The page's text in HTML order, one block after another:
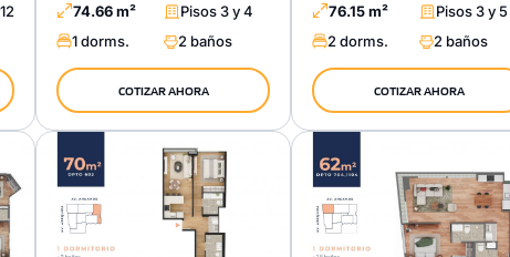
74.66 m²
Pisos 3 y 4
1 dorms.
2 baños
COTIZAR AHORA
76.15 m²
Pisos 3 y 5
2 dorms.
2 baños
COTIZAR AHORA